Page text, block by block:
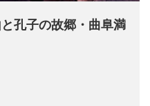
孔子の故郷・曲阜満